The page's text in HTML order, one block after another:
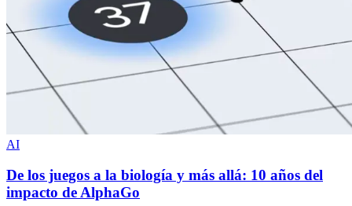
AI
De los juegos a la biología y más allá: 10 años del
impacto de AlphaGo